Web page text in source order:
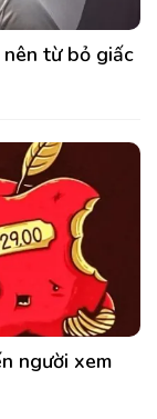
từ bỏ giấc
người xem